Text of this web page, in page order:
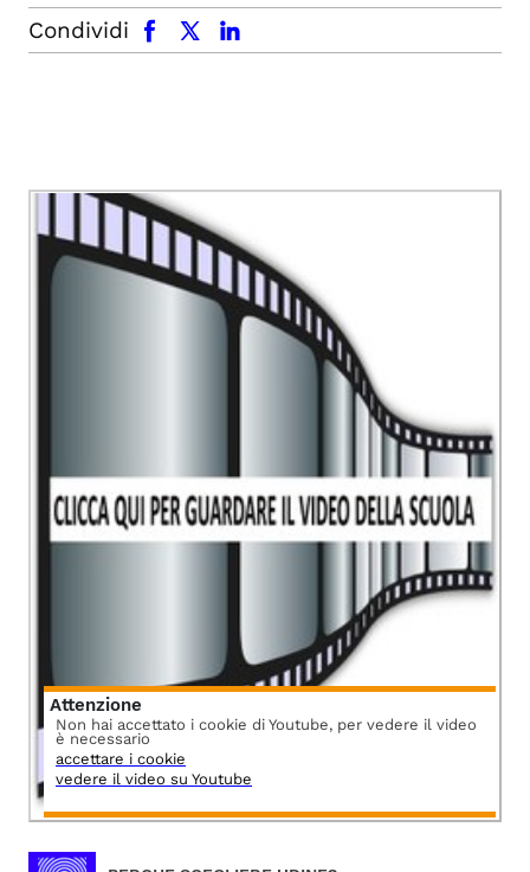
Condividi
facebook x.com linkedin
Attenzione
Non hai accettato i cookie di Youtube, per vedere il video
è necessario
accettare i cookie
vedere il video su Youtube